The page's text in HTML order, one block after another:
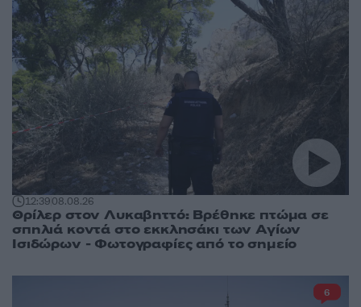
12:3908.08.26
Θρίλερ στον Λυκαβηττό: Βρέθηκε πτώμα σε
σπηλιά κοντά στο εκκλησάκι των Αγίων
Ισιδώρων - Φωτογραφίες από το σημείο
6